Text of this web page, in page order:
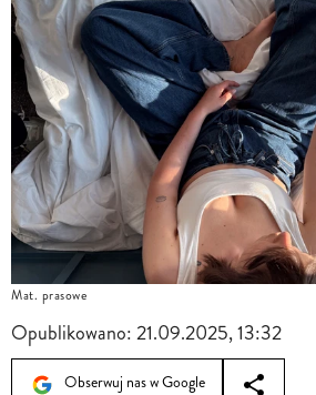
Mat. prasowe
Opublikowano:21.09.2025, 13:32
Obserwuj nas w Google